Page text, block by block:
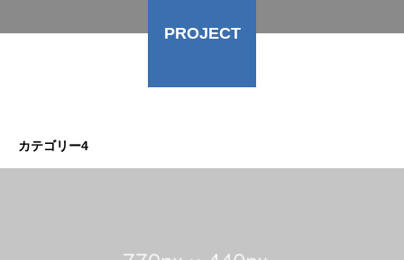
PROJECT
カテゴリー4